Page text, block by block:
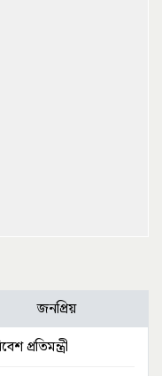
জনপ্রিয়
প্রতিমন্ত্রী